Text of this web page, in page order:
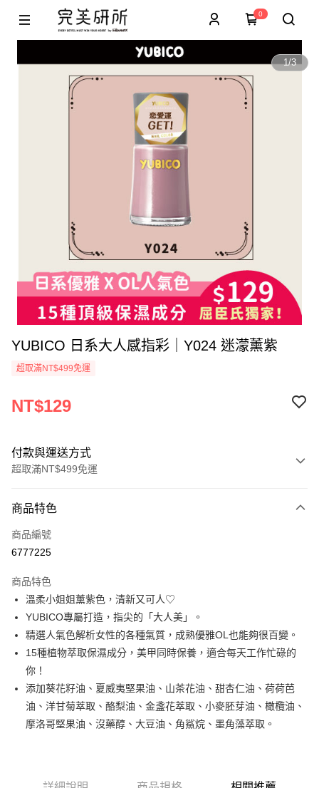
0
1/3
YUBICO 日系大人感指彩｜Y024 迷濛薰紫
超取滿NT$499免運
NT$129
付款與運送方式
超取滿NT$499免運
信用卡一次付款
超商取貨付款
Apple Pay
街口支付
悠遊付
運送方式
全家取貨付款
每筆NT$80，滿NT$499(含以上)免運費
商品特色
商品編號
6777225
商品特色
溫柔小姐姐薰紫色，清新又可人♡
YUBICO專屬打造，指尖的「大人美」。
精選人氣色解析女性的各種氣質，成熟優雅OL也能夠很百變。
15種植物萃取保濕成分，美甲同時保養，適合每天工作忙碌的
你！
添加葵花籽油、夏威夷堅果油、山茶花油、甜杏仁油、荷荷芭
油、洋甘菊萃取、酪梨油、金盞花萃取、小麥胚芽油、橄欖油、
摩洛哥堅果油、沒藥醇、大豆油、角鯊烷、墨角藻萃取。